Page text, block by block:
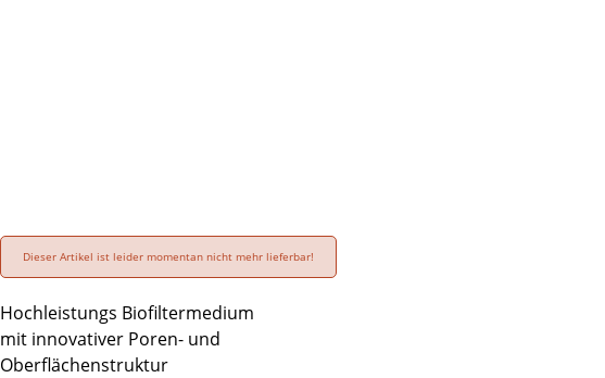
Dieser Artikel ist leider momentan nicht mehr lieferbar!
Hochleistungs Biofiltermedium
mit innovativer Poren- und
Oberflächenstruktur